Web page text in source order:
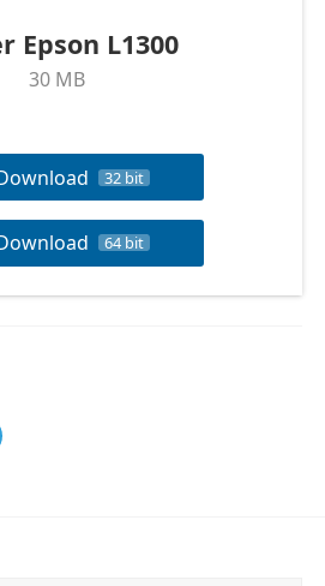
Epson L1300
30 MB
32 bit
64 bit